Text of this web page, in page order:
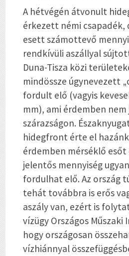
A hétvégén átvonult
érkezett némi csapadék,
esett számottevő
rendkívüli aszállyal
Duna-Tisza közi
mindössze úgynevezett
fordult elő (vagyis
mm), ami érdemben
szárazságon.
hidegfront érte el
érdemben mérséklő esőt
jelentős mennyiség
fordulhat elő. Az ország
tehát továbbra is erős
aszály van, ezért is
vízügy Országos Műszaki
hogy országosan
vízhiánnyal